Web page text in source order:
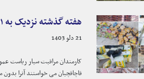
هفته گذشته نزدیک به ۵۱ هزار کیلو گرام اموال قاچاقی در ولایات مختلف کشور ضبط گردید!
21 دلو 1403
قاچاقچیان می خواستند آنرا بدون